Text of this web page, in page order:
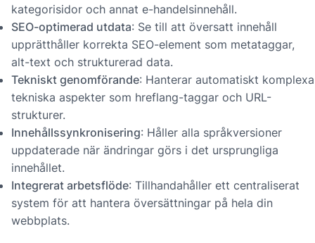
kategorisidor och annat e-handelsinnehåll.
SEO-optimerad utdata: Se till att översatt innehåll
upprätthåller korrekta SEO-element som metataggar,
alt-text och strukturerad data.
Tekniskt genomförande: Hanterar automatiskt komplexa
tekniska aspekter som hreflang-taggar och URL-
strukturer.
Innehållssynkronisering: Håller alla språkversioner
uppdaterade när ändringar görs i det ursprungliga
innehållet.
Integrerat arbetsflöde: Tillhandahåller ett centraliserat
system för att hantera översättningar på hela din
webbplats.